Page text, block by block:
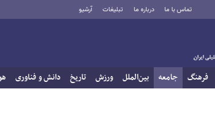
تماس با ما درباره ما تبلیغات آرشیو
فرهنگ جامعه بین‌الملل ورزش تاریخ دانش و فناوری